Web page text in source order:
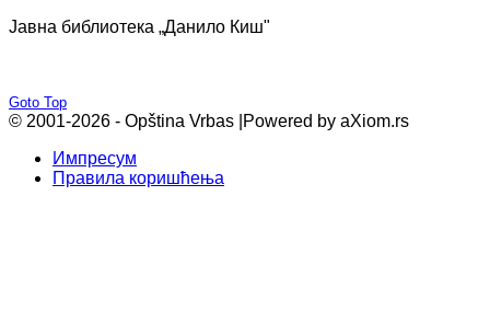
Јавна библиотека „Данило Киш"
Goto Top
© 2001-2026 - Opština Vrbas | Powered by aXiom.rs
Импресум
Правила коришћења